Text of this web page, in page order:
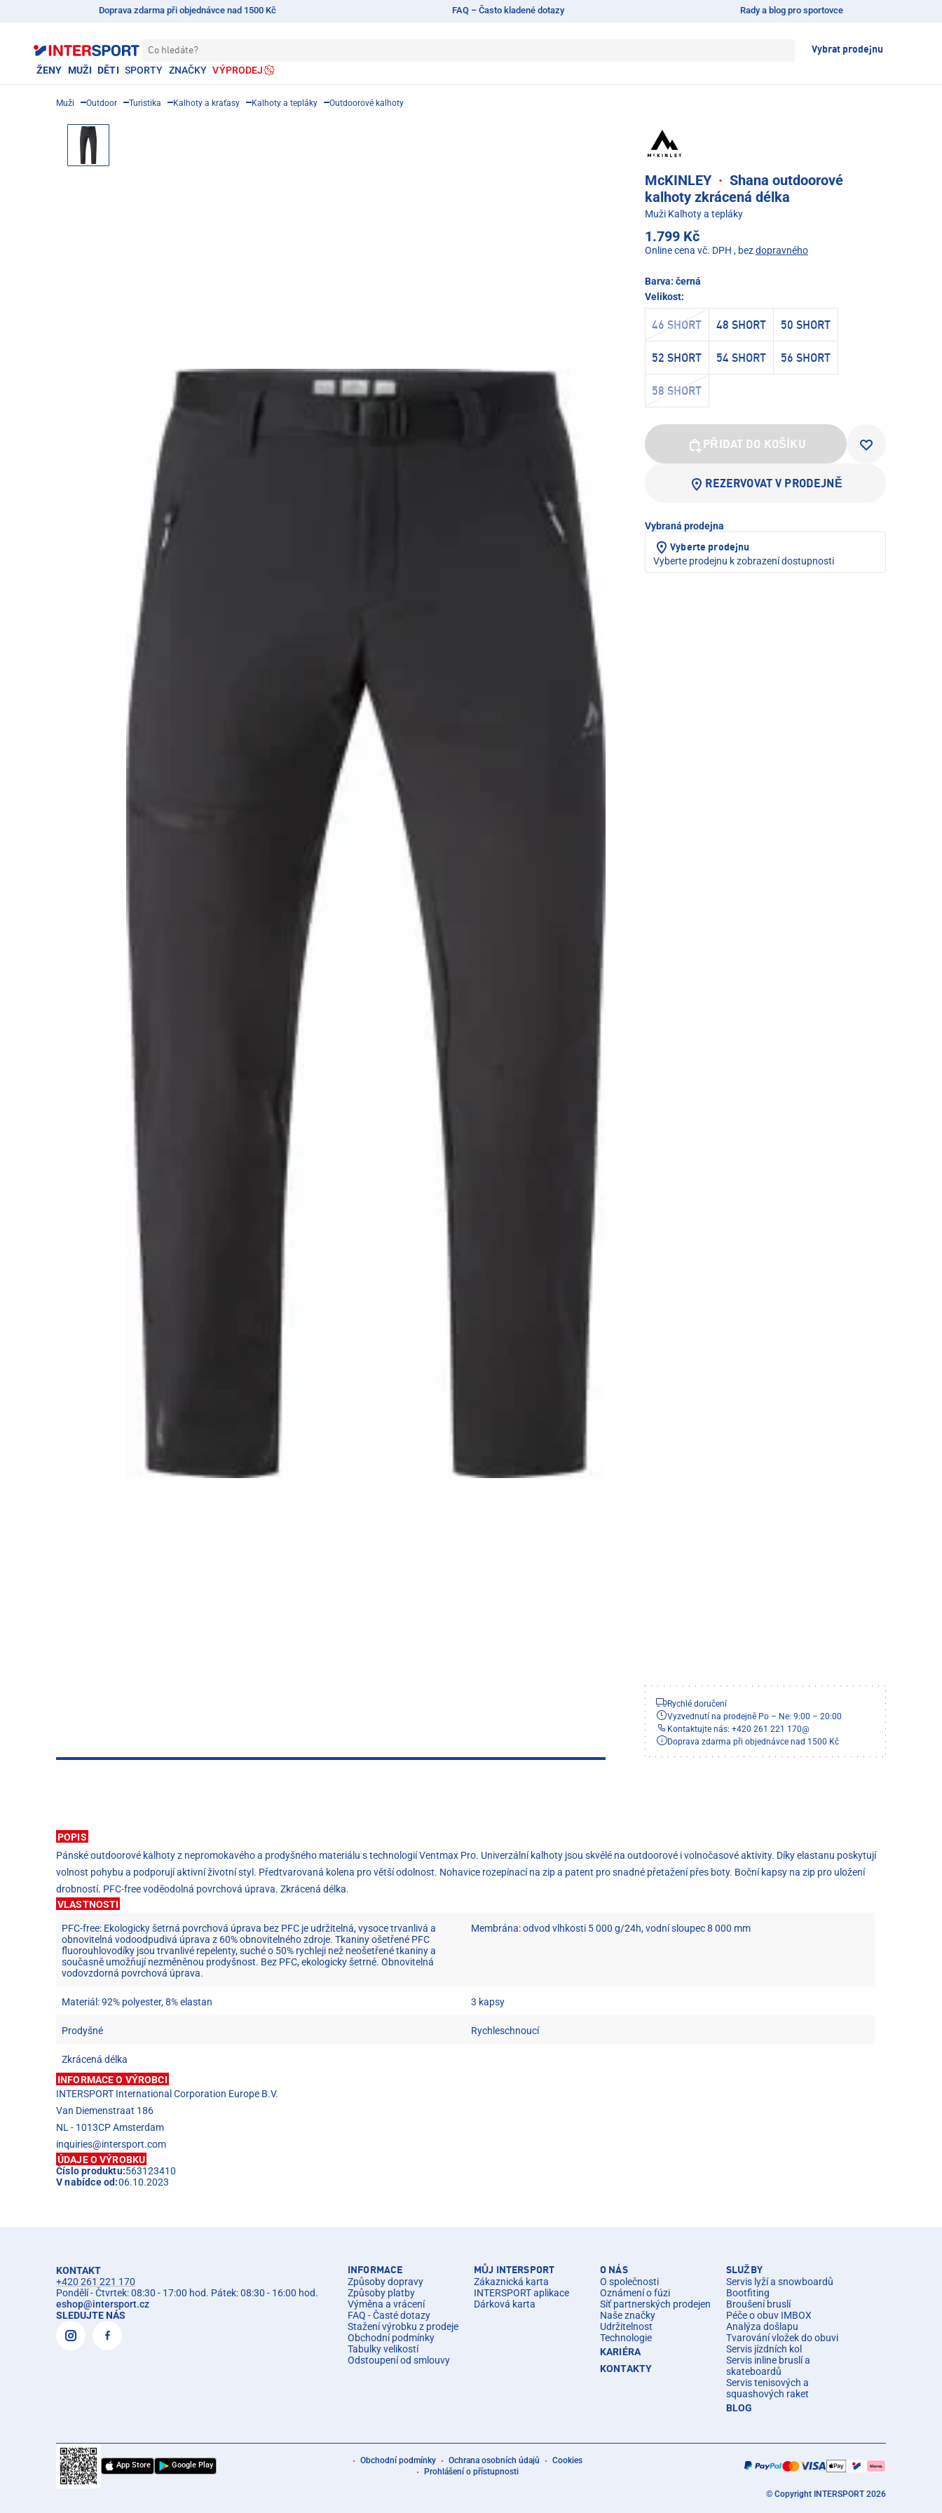
Doprava zdarma při objednávce nad 1500 Kč FAQ – Často kladené dotazy Rady a blog pro sportovce
Co hledáte? Vybrat prodejnu
ŽENY MUŽI DĚTI SPORTY ZNAČKY VÝPRODEJ
Muži Outdoor Turistika Kalhoty a kraťasy Kalhoty a tepláky Outdoorové kalhoty
McKINLEY · Shana outdoorové
kalhoty zkrácená délka
Muži Kalhoty a tepláky
1.799 Kč
Online cena vč. DPH , bezdopravného
Barva: černá
Velikost:
46 SHORT 48 SHORT 50 SHORT
52 SHORT 54 SHORT 56 SHORT
58 SHORT
PŘIDAT DO KOŠÍKU
REZERVOVAT V PRODEJNĚ
Vybraná prodejna
Vyberte prodejnu
Vyberte prodejnu k zobrazení dostupnosti
Rychlé doručení
Vyzvednutí na prodejně Po – Ne: 9:00 – 20:00
Kontaktujte nás: +420 261 221 170@
Doprava zdarma při objednávce nad 1500 Kč
POPIS
Pánské outdoorové kalhoty z nepromokavého a prodyšného materiálu s technologií Ventmax Pro. Univerzální kalhoty jsou skvělé na outdoorové i volnočasové aktivity. Díky elastanu poskytují
volnost pohybu a podporují aktivní životní styl. Předtvarovaná kolena pro větší odolnost. Nohavice rozepínací na zip a patent pro snadné přetažení přes boty. Boční kapsy na zip pro uložení
drobností. PFC-free voděodolná povrchová úprava. Zkrácená délka.
VLASTNOSTI
PFC-free: Ekologicky šetrná povrchová úprava bez PFC je udržitelná, vysoce trvanlivá a
obnovitelná vodoodpudivá úprava z 60% obnovitelného zdroje. Tkaniny ošetřené PFC
fluorouhlovodíky jsou trvanlivé repelenty, suché o 50% rychleji než neošetřené tkaniny a
současně umožňují nezměněnou prodyšnost. Bez PFC, ekologicky šetrné. Obnovitelná
vodovzdorná povrchová úprava.
Membrána: odvod vlhkosti 5 000 g/24h, vodní sloupec 8 000 mm
Materiál: 92% polyester, 8% elastan 3 kapsy
Prodyšné Rychleschnoucí
Zkrácená délka
INFORMACE O VÝROBCI
INTERSPORT International Corporation Europe B.V.
Van Diemenstraat 186
NL - 1013CP Amsterdam
inquiries@intersport.com
ÚDAJE O VÝROBKU
Číslo produktu:563123410
V nabídce od:06.10.2023
KONTAKT
+420 261 221 170
Pondělí - Čtvrtek: 08:30 - 17:00 hod. Pátek: 08:30 - 16:00 hod.
eshop@intersport.cz
SLEDUJTE NÁS
INFORMACE
Způsoby dopravy
Způsoby platby
Výměna a vrácení
FAQ - Časté dotazy
Stažení výrobku z prodeje
Obchodní podmínky
Tabulky velikostí
Odstoupení od smlouvy
MŮJ INTERSPORT
Zákaznická karta
INTERSPORT aplikace
Dárková karta
O NÁS
O společnosti
Oznámení o fúzi
Síť partnerských prodejen
Naše značky
Udržitelnost
Technologie
KARIÉRA
KONTAKTY
SLUŽBY
Servis lyží a snowboardů
Bootfiting
Broušení bruslí
Péče o obuv IMBOX
Analýza došlapu
Tvarování vložek do obuvi
Servis jízdních kol
Servis inline bruslí a
skateboardů
Servis tenisových a
squashových raket
BLOG
App Store Google Play Obchodní podmínky Ochrana osobních údajů
Cookies
Prohlášení o přístupnosti
© Copyright INTERSPORT 2026